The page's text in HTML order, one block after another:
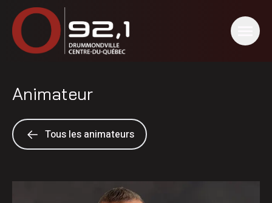
Animateur
Tous les animateurs